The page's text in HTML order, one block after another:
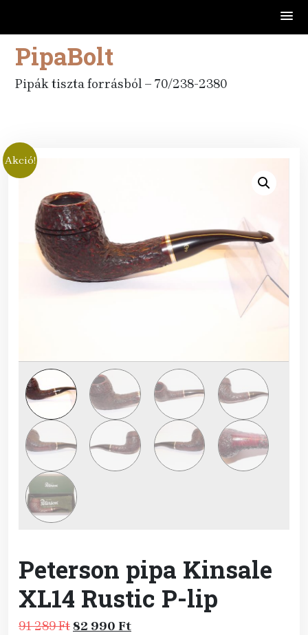
Skip
content
PipaBolt
Pipák tiszta forrásból – 70/238-2380
Akció!
Peterson pipa Kinsale
XL14 Rustic P-lip
91 289Ft Original
82 990 FtCurrent